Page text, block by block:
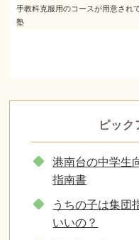
手教科克服用のコースが用意され
塾
ピック
港南台の中学生
指南書
うちの子は集団
いいの？